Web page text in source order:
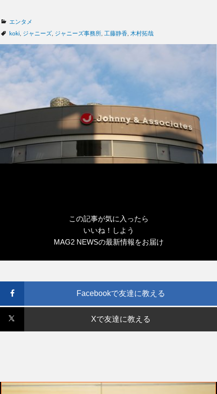
カ
テ
エンタメ
タ
koki ジャニーズ ジャニーズ事務所 工藤静香 木村拓哉
この記事が気に入ったら
いいね！しよう
MAG2 NEWSの最新情報をお届け
Facebookで友達に教える
Xで友達に教える